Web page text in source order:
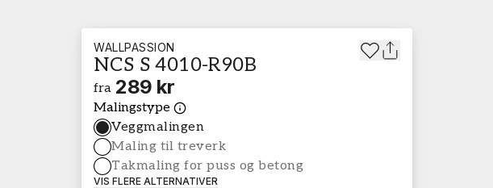
WALLPASSION
NCS S 4010-R90B
fra 289 kr
Malingstype
Veggmalingen
Maling til treverk
Takmaling for puss og betong
VIS FLERE ALTERNATIVER